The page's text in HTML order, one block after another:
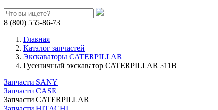
8 (800) 555-86-73
Главная
Каталог запчастей
Экскаваторы CATERPILLAR
Гусеничный экскаватор CATERPILLAR 311B
Запчасти SANY
Запчасти CASE
Запчасти CATERPILLAR
Запчасти HITACHI